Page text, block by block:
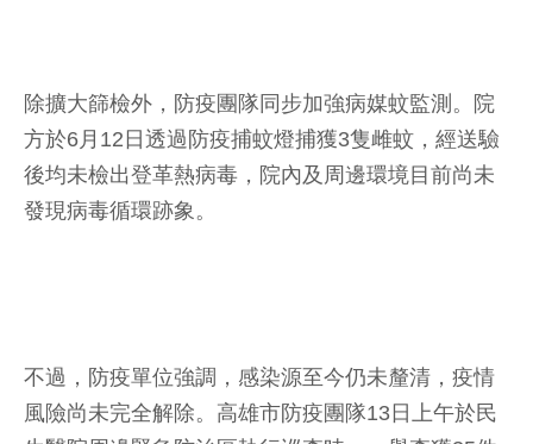
除擴大篩檢外，防疫團隊同步加強病媒蚊監測。院
方於6月12日透過防疫捕蚊燈捕獲3隻雌蚊，經送驗
後均未檢出登革熱病毒，院內及周邊環境目前尚未
發現病毒循環跡象。
不過，防疫單位強調，感染源至今仍未釐清，疫情
風險尚未完全解除。高雄市防疫團隊13日上午於民